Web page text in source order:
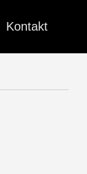
Kontakt